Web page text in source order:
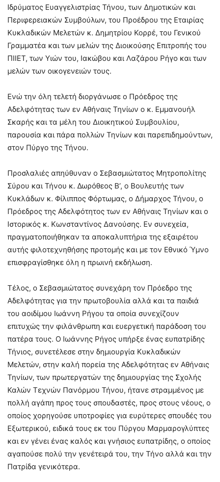
Ιδρύματος Ευαγγελιστρίας Τήνου, των Δημοτικών και
Περιφερειακών Συμβούλων, του Προέδρου της Εταιρίας
Κυκλαδικών Μελετών κ. Δημητρίου Κορρέ, του Γενικού
Γραμματέα και των μελών της Διοικούσης Επιτροπής του
ΠΙΙΕΤ, των Υιών του, Ιακώβου και Λαζάρου Ρήγο και των
μελών των οικογενειών τους.
Ενώ την όλη τελετή διοργάνωσε ο Πρόεδρος της
Αδελφότητας των εν Αθήναις Τηνίων ο κ. Εμμανουήλ
Σκαρής και τα μέλη του Διοικητικού Συμβουλίου,
παρουσία και πάρα πολλών Τηνίων και παρεπιδημούντων,
στον Πύργο της Τήνου.
Προσλαλιές απηύθυναν ο Σεβασμιώτατος Μητροπολίτης
Σύρου και Τήνου κ. Δωρόθεος Β’, ο Βουλευτής των
Κυκλάδων κ. Φίλιππος Φόρτωμας, ο Δήμαρχος Τήνου, ο
Πρόεδρος της Αδελφότητος των εν Αθήναις Τηνίων και ο
Ιστορικός κ. Κωνσταντίνος Δανούσης. Εν συνεχεία,
πραγματοποιήθηκαν τα αποκαλυπτήρια της εξαιρέτου
αυτής φιλοτεχνηθήσης προτομής και με τον Εθνικό Ύμνο
επισφραγίσθηκε όλη η πρωινή εκδήλωση.
Τέλος, ο Σεβασμιώτατος συνεχάρη τον Πρόεδρο της
Αδελφότητας για την πρωτοβουλία αλλά και τα παιδιά
του αοιδίμου Ιωάννη Ρήγου τα οποία συνεχίζουν
επιτυχώς την φιλάνθρωπη και ευεργετική παράδοση του
πατέρα τους. Ο Ιωάννης Ρήγος υπήρξε ένας ευπατρίδης
Τήνιος, συνετέλεσε στην δημιουργία Κυκλαδικών
Μελετών, στην καλή πορεία της Αδελφότητας εν Αθήναις
Τηνίων, των πρωτεργατών της δημιουργίας της Σχολής
Καλών Τεχνών Πανόρμου Τήνου, ήτανε στραμμένος με
πολλή αγάπη προς τους σπουδαστές, προς στους νέους, ο
οποίος χορηγούσε υποτροφίες για ευρύτερες σπουδές του
Εξωτερικού, ειδικά τους εκ του Πύργου Μαρμαρογλύπτες
και εν γένει ένας καλός και γνήσιος ευπατρίδης, ο οποίος
αγαπούσε πολύ την γενέτειρά του, την Τήνο αλλά και την
Πατρίδα γενικότερα.